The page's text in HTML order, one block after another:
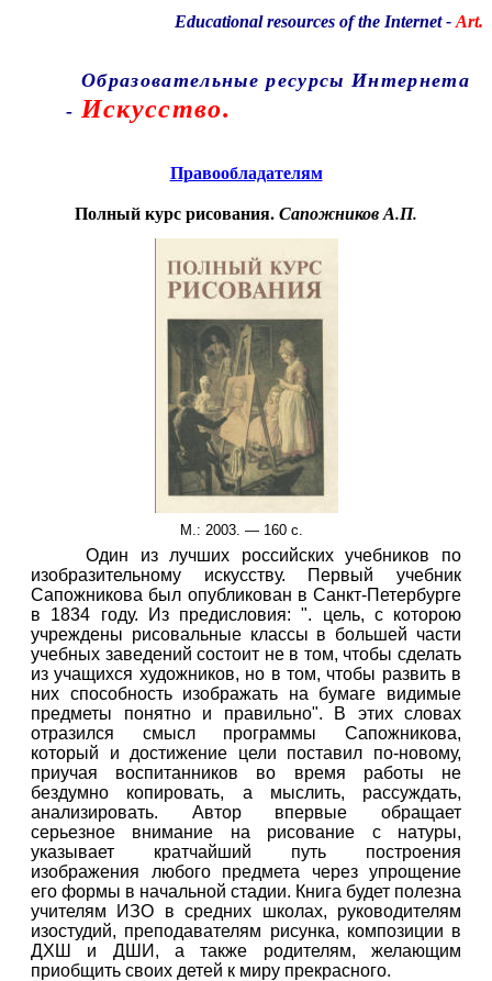
Educational resources of the Internet- Art.
Образовательные ресурсы Интернета
- Искусство.
Правообладателям
Полный курс рисования.Сапожников А.П.
М.: 2003. — 160 с.
Один из лучших российских учебников по
изобразительному искусству. Первый учебник
Сапожникова был опубликован в Санкт-Петербурге
в 1834 году. Из предисловия: ". цель, с которою
учреждены рисовальные классы в большей части
учебных заведений состоит не в том, чтобы сделать
из учащихся художников, но в том, чтобы развить в
них способность изображать на бумаге видимые
предметы понятно и правильно". В этих словах
отразился смысл программы Сапожникова,
который и достижение цели поставил по-новому,
приучая воспитанников во время работы не
бездумно копировать, а мыслить, рассуждать,
анализировать. Автор впервые обращает
серьезное внимание на рисование с натуры,
указывает кратчайший путь построения
изображения любого предмета через упрощение
его формы в начальной стадии. Книга будет полезна
учителям ИЗО в средних школах, руководителям
изостудий, преподавателям рисунка, композиции в
ДХШ и ДШИ, а также родителям, желающим
приобщить своих детей к миру прекрасного.